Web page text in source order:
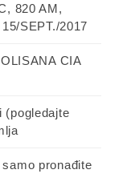
820 AM,
SEPT./2017
CIA
(pogledajte
pronađite